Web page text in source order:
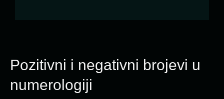
Pozitivni i negativni brojevi u
numerologiji